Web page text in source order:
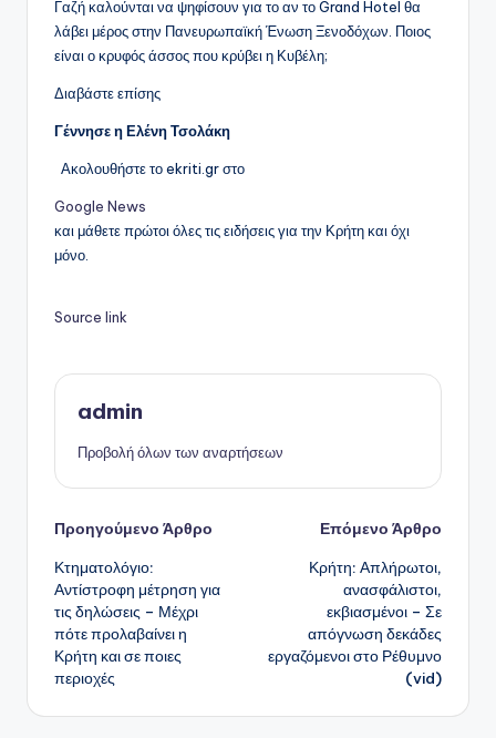
Γαζή καλούνται να ψηφίσουν για το αν το Grand Hotel θα
λάβει μέρος στην Πανευρωπαϊκή Ένωση Ξενοδόχων. Ποιος
είναι ο κρυφός άσσος που κρύβει η Κυβέλη;
Διαβάστε επίσης
Γέννησε η Ελένη Τσολάκη
Ακολουθήστε το ekriti.gr στο
Google News
και μάθετε πρώτοι όλες τις ειδήσεις για την Κρήτη και όχι
μόνο.
Source link
admin
Προβολή όλων των αναρτήσεων
Πλοήγηση
δημοσιεύσεων
Προηγούμενο Άρθρο
Κτηματολόγιο:
Αντίστροφη μέτρηση για
τις δηλώσεις – Μέχρι
πότε προλαβαίνει η
Κρήτη και σε ποιες
περιοχές
Επόμενο Άρθρο
Κρήτη: Απλήρωτοι,
ανασφάλιστοι,
εκβιασμένοι – Σε
απόγνωση δεκάδες
εργαζόμενοι στο Ρέθυμνο
(vid)